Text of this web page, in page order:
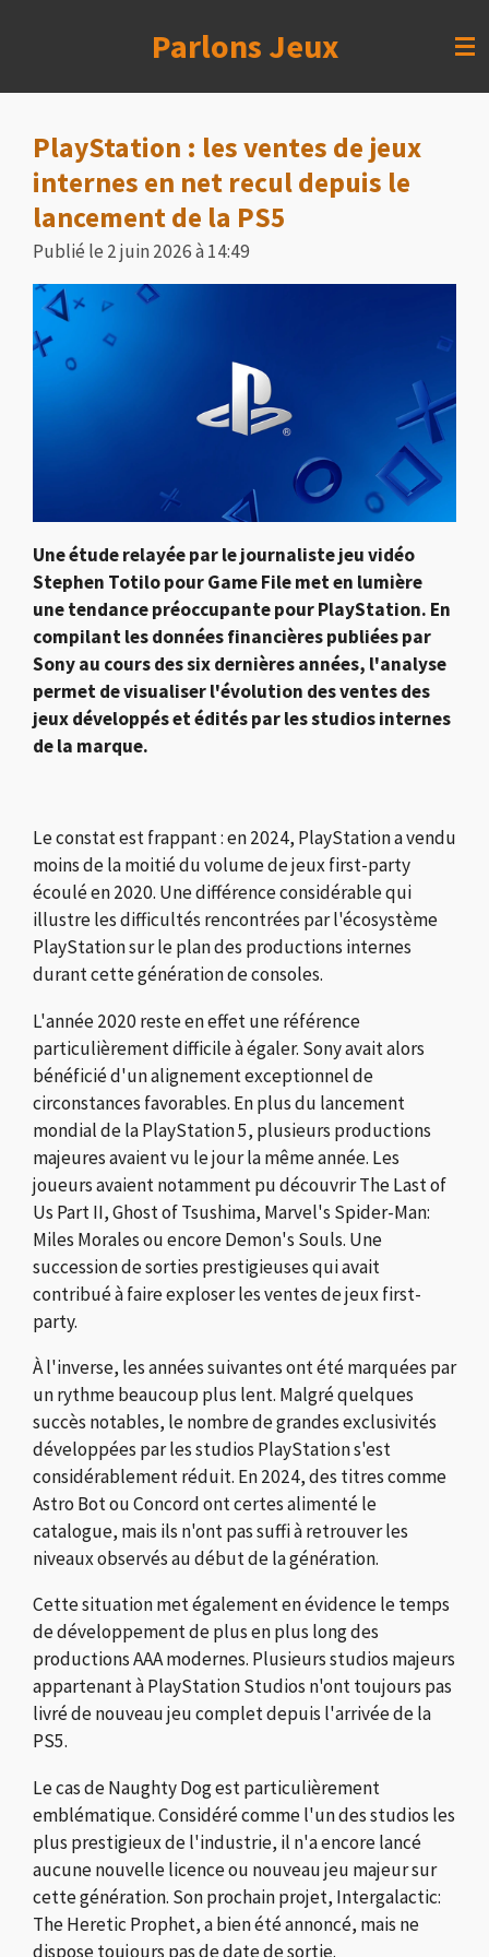
Parlons Jeux
PlayStation : les ventes de jeux
internes en net recul depuis le
lancement de la PS5
Publié le 2 juin 2026 à 14:49
Une étude relayée par le journaliste jeu vidéo
Stephen Totilo pour Game File met en lumière
une tendance préoccupante pour PlayStation. En
compilant les données financières publiées par
Sony au cours des six dernières années, l'analyse
permet de visualiser l'évolution des ventes des
jeux développés et édités par les studios internes
de la marque.
Le constat est frappant : en 2024, PlayStation a vendu
moins de la moitié du volume de jeux first-party
écoulé en 2020. Une différence considérable qui
illustre les difficultés rencontrées par l'écosystème
PlayStation sur le plan des productions internes
durant cette génération de consoles.
L'année 2020 reste en effet une référence
particulièrement difficile à égaler. Sony avait alors
bénéficié d'un alignement exceptionnel de
circonstances favorables. En plus du lancement
mondial de la PlayStation 5, plusieurs productions
majeures avaient vu le jour la même année. Les
joueurs avaient notamment pu découvrir The Last of
Us Part II, Ghost of Tsushima, Marvel's Spider-Man:
Miles Morales ou encore Demon's Souls. Une
succession de sorties prestigieuses qui avait
contribué à faire exploser les ventes de jeux first-
party.
À l'inverse, les années suivantes ont été marquées par
un rythme beaucoup plus lent. Malgré quelques
succès notables, le nombre de grandes exclusivités
développées par les studios PlayStation s'est
considérablement réduit. En 2024, des titres comme
Astro Bot ou Concord ont certes alimenté le
catalogue, mais ils n'ont pas suffi à retrouver les
niveaux observés au début de la génération.
Cette situation met également en évidence le temps
de développement de plus en plus long des
productions AAA modernes. Plusieurs studios majeurs
appartenant à PlayStation Studios n'ont toujours pas
livré de nouveau jeu complet depuis l'arrivée de la
PS5.
Le cas de Naughty Dog est particulièrement
emblématique. Considéré comme l'un des studios les
plus prestigieux de l'industrie, il n'a encore lancé
aucune nouvelle licence ou nouveau jeu majeur sur
cette génération. Son prochain projet, Intergalactic:
The Heretic Prophet, a bien été annoncé, mais ne
dispose toujours pas de date de sortie.